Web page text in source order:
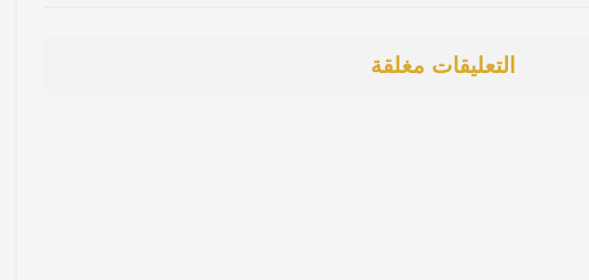
التعليقات مغلقة